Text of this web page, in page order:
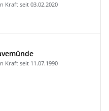
Kraft seit 03.02.2020
Kraft seit 11.07.1990